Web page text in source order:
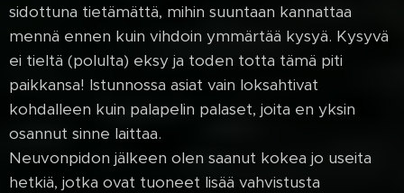
sidottuna tietämättä, mihin suuntaan kannattaa
mennä ennen kuin vihdoin ymmärtää kysyä. Kysyvä
ei tieltä (polulta) eksy ja toden totta tämä piti
paikkansa! Istunnossa asiat vain loksahtivat
kohdalleen kuin palapelin palaset, joita en yksin
osannut sinne laittaa.
Neuvonpidon jälkeen olen saanut kokea jo useita
hetkiä, jotka ovat tuoneet lisää vahvistusta